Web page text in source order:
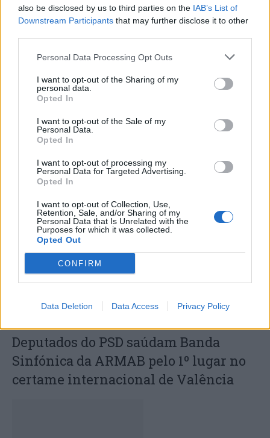
also be disclosed by us to third parties on the IAB’s List of
Downstream Participants that may further disclose it to other
Personal Data Processing Opt Outs
I want to opt-out of the Sharing of my
personal data.
Opted In
I want to opt-out of the Sale of my
Personal Data.
Opted In
I want to opt-out of processing my
Personal Data for Targeted Advertising.
Opted In
I want to opt-out of Collection, Use,
Retention, Sale, and/or Sharing of my
Personal Data that Is Unrelated with the
Purposes for which it was collected.
Opted Out
CONFIRM
Data Deletion Data Access Privacy Policy
Artigo anterior
Águeda promove a
mobilidade suave junto
dos mais jovens Câmara
adquire bicicletas para a
Próximo artigo
Cidades Criativas na
ARTIGOS RELACIONADOSMAIS DO AUTOR
Deputados do PSD saúdam Banda
Sinfónica da ARMAB pelo 1º lugar no
certame internacional de Valência